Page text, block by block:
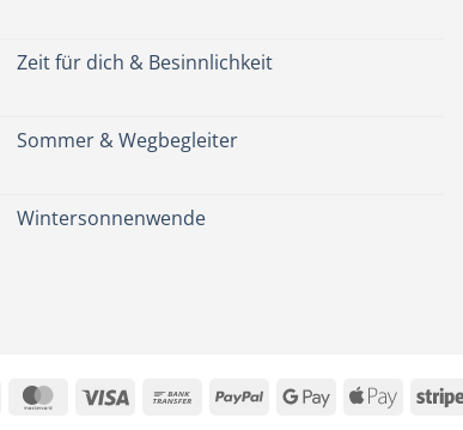
Spätsommer
&
Zeit für dich & Besinnlichkeit
Zeit
für
Sommer & Wegbegleiter
Sommer
&
Wintersonnenwende
MasterCard
Visa
Bank
PayPal
Google Apple